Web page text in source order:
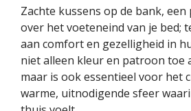
Zachte kussens op de bank,
over het voeteneind van je bed;
aan comfort en gezelligheid in
niet alleen kleur en patroon toe
maar is ook essentieel voor het
warme, uitnodigende sfeer